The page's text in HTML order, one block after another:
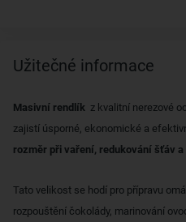
Užitečné informace
Masivní rendlík z kvalitní nerezové
zajistí úsporné, ekonomické a
rozměr při vaření, redukování šťáv
Tato velikost se hodí pro přípravu
rozpouštění čokolády, marinování